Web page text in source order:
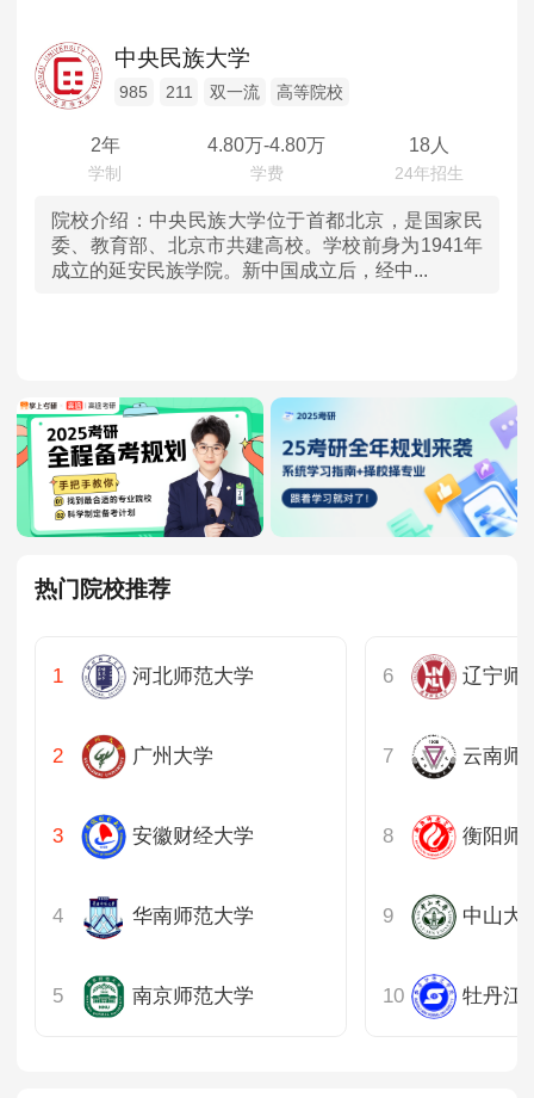
院校库 考试报名 招生政策 学制学费
MTA旅游管理
院校库 考试报名 招生政策 学制学费
报名流程
考试真题
报考经验 招生简章
吉林
上海
江苏
安徽
福建
江西
山东
广东
重庆
中央民族大学
985 211 双一流 高等院校
2年 4.80万-4.80万 18人
院校介绍： 中央民族大学位于首都北京，是国家民
委、教育部、北京市共建高校。学校前身为1941年
成立的延安民族学院。新中国成立后，经中...
热门院校推荐
河北师范大学
广州大学
安徽财经大学
华南师范大学
南京师范大学
辽宁师
云南师
衡阳师
中山大
牡丹江